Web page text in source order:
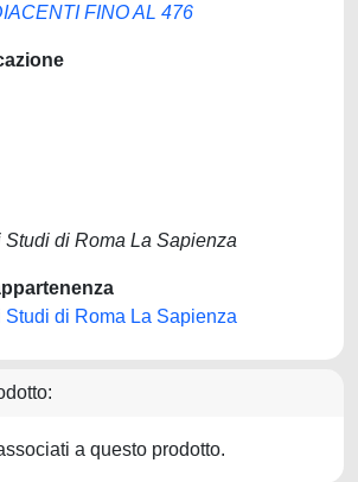
FINO AL 476
di Roma La Sapienza
di Roma La Sapienza
a questo prodotto.